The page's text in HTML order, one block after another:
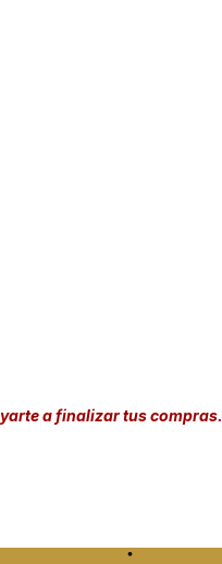
a finalizar tus compras.